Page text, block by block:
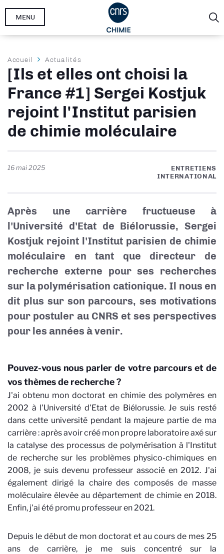
Aller
MENU
Fil
d'Ariane
Accueil Actualités
[Ils et elles ont choisi la
France #1] Sergei Kostjuk
rejoint l'Institut parisien
de chimie moléculaire
16 mai 2025
ENTRETIENS
INTERNATIONAL
Après une carrière fructueuse à
l'Université d'Etat de Biélorussie, Sergei
Kostjuk rejoint l'Institut parisien de chimie
moléculaire en tant que directeur de
recherche externe pour ses recherches
sur la polymérisation cationique. Il nous en
dit plus sur son parcours, ses motivations
pour postuler au CNRS et ses perspectives
pour les années à venir.
Pouvez-vous nous parler de votre parcours et de
vos thèmes de recherche ?
J'ai obtenu mon doctorat en chimie des polymères en
2002 à l'Université d'Etat de Biélorussie. Je suis resté
dans cette université pendant la majeure partie de ma
carrière : après avoir créé mon propre laboratoire axé sur
la catalyse des processus de polymérisation à l'Institut
de recherche sur les problèmes physico-chimiques en
2008, je suis devenu professeur associé en 2012. J'ai
également dirigé la chaire des composés de masse
moléculaire élevée au département de chimie en 2018.
Enfin, j'ai été promu professeur en 2021.
Depuis le début de mon doctorat et au cours de mes 25
ans de carrière, je me suis concentré sur la